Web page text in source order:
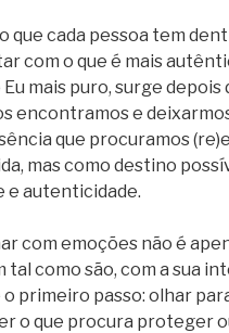
que cada pessoa tem
com o que é mais
Eu mais puro, surge
encontramos e
que procuramos
mas como destino
e autenticidade.
com emoções não é
tal como são, com a sua
primeiro passo: olhar
o que procura proteger